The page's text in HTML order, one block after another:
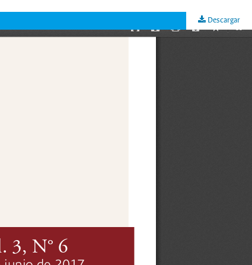
Descargar